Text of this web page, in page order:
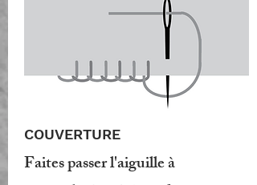
COUVERTURE
Faites passer l'aiguille à